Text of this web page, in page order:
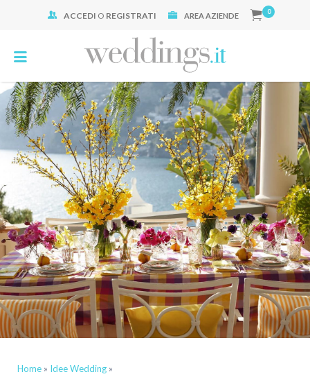
ACCEDI O REGISTRATI AREA AZIENDE 0
Home » Idee Wedding »